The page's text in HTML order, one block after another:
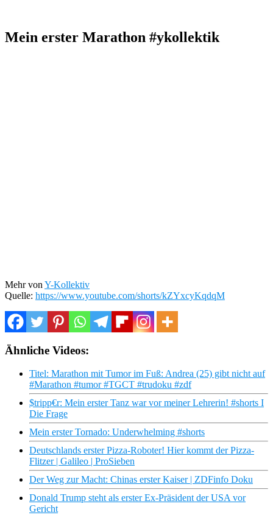
Mein erster Marathon #ykollektik
Mehr von Y-Kollektiv
Quelle: https://www.youtube.com/shorts/kZYxcyKqdqM
Ähnliche Videos:
Titel: Marathon mit Tumor im Fuß: Andrea (25) gibt nicht auf
#Marathon #tumor #TGCT #trudoku #zdf
$tripp€r: Mein erster Tanz war vor meiner Lehrerin! #shorts I
Die Frage
Mein erster Tornado: Underwhelming #shorts
Deutschlands erster Pizza-Roboter! Hier kommt der Pizza-
Flitzer | Galileo | ProSieben
Der Weg zur Macht: Chinas erster Kaiser | ZDFinfo Doku
Donald Trump steht als erster Ex-Präsident der USA vor
Gericht